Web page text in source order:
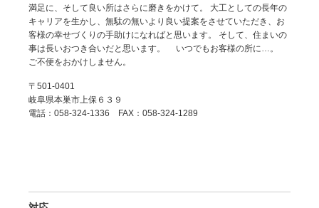
満足に、そして良い所はさらに磨きをかけて。 大工としての長年の
キャリアを生かし、無駄の無いより良い提案をさせていただき、お
客様の幸せづくりの手助けになればと思います。 そして、住まいの
事は長いおつき合いだと思います。 いつでもお客様の所に…。
ご不便をおかけしません。
〒501-0401
岐阜県本巣市上保６３９
電話：058-324-1336 FAX：058-324-1289